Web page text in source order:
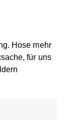
Hose mehr
für uns